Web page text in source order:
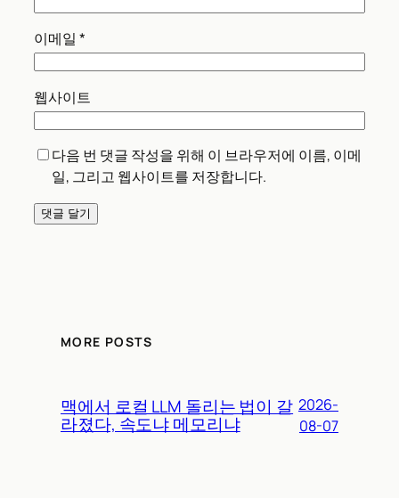
이메일 *
웹사이트
다음 번 댓글 작성을 위해 이 브라우저에 이름, 이메
일, 그리고 웹사이트를 저장합니다.
MORE POSTS
맥에서 로컬 LLM 돌리는 법이 갈
라졌다, 속도냐 메모리냐
2026-
08-07